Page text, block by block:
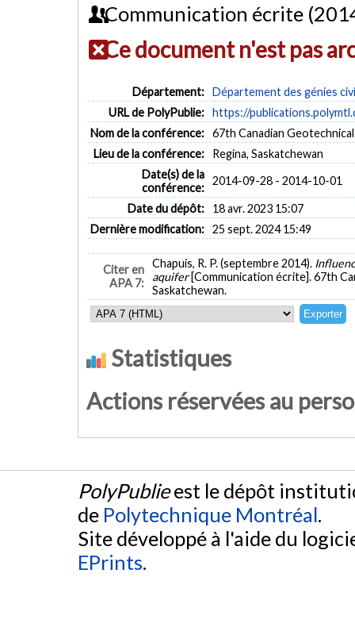
Communication écrite
Ce document n'est pas
Département: Département des génies
URL de PolyPublie: https://
Nom de la conférence: 67th Canadian
Lieu de la conférence:
Regina, Saskatchewan
Date(s) de la
conférence:
2014-09-28 - 2014-10-01
Date du dépôt:
18 avr. 2023 15:07
Dernière modification: 25 sept. 2024 15:49
Citer en
APA 7:
Chapuis, R. P. (septembre 2014).
aquifer [Communication écrite]. 67th
Saskatchewan.
Statistiques
Actions réservées au
PolyPublieest le dépôt
de Polytechnique Montréal.
Site développé à l'aide du
EPrints.